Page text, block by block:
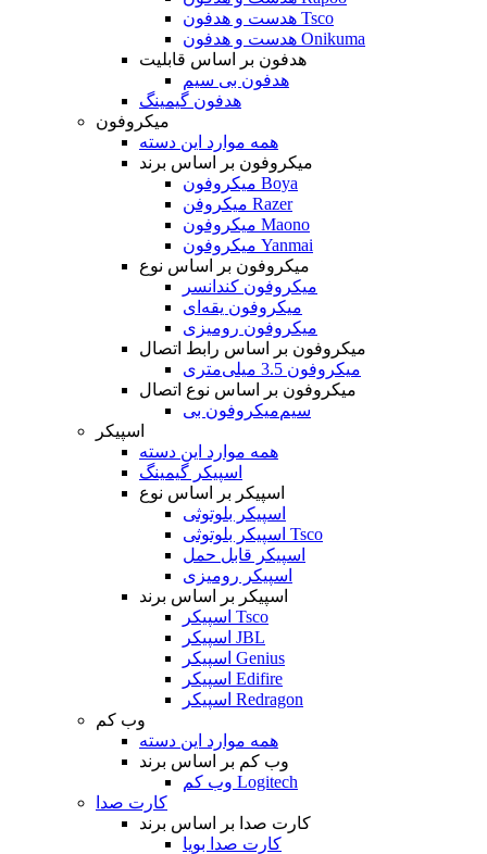
هدست و هدفون Tsco
هدست و هدفون Onikuma
هدفون بر اساس قابلیت
هدفون بی سیم
هدفون گیمینگ
میکروفون
همه موارد این دسته
میکروفون بر اساس برند
میکروفون Boya
میکروفن Razer
میکروفون Maono
میکروفون Yanmai
میکروفون بر اساس نوع
میکروفون کندانسر
میکروفون یقه‌ای
میکروفون رومیزی
میکروفون بر اساس رابط اتصال
میکروفون 3.5 میلی‌متری
میکروفون بر اساس نوع اتصال
میکروفون بی‌‎سیم
اسپیکر
همه موارد این دسته
اسپیکر گیمینگ
اسپیکر بر اساس نوع
اسپیکر بلوتوثی
اسپیکر بلوتوثی Tsco
اسپیکر قابل حمل
اسپیکر رومیزی
اسپیکر بر اساس برند
اسپیکر Tsco
اسپیکر JBL
اسپیکر Genius
اسپیکر Edifire
اسپیکر Redragon
وب کم
همه موارد این دسته
وب کم بر اساس برند
وب کم Logitech
کارت صدا
کارت صدا بر اساس برند
کارت صدا بویا